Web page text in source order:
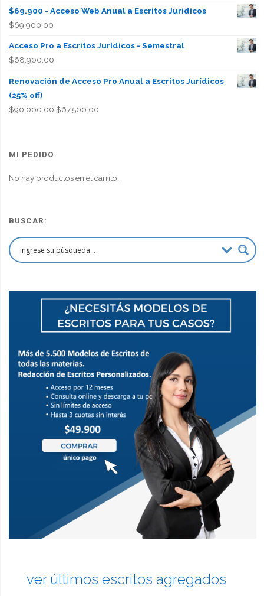
$69.900 - Acceso Web Anual a Escritos Jurídicos
$69,900.00
Acceso Pro a Escritos Jurídicos - Semestral
$68,900.00
Renovación de Acceso Pro Anual a Escritos Jurídicos
(25% off)
$90,000.00 El
$67,500.00El
MI PEDIDO
No hay productos en el carrito.
BUSCAR:
ver últimos escritos agregados